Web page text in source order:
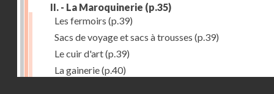
II. - La Maroquinerie (p.35)
Les fermoirs (p.39)
Sacs de voyage et sacs à trousses (p.39)
Le cuir d'art(p.39)
La gainerie(p.40)